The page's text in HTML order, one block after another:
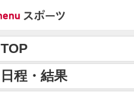
TOP
日程・結果